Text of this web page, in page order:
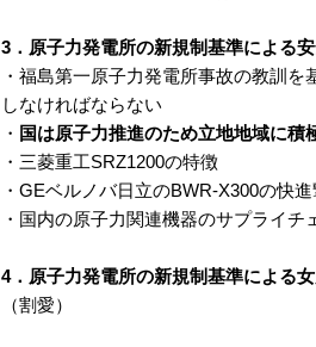
3．原子力発電所の新規制基準による
・福島第一原子力発電所事故の教訓
しなければならない
・ 国は原子力推進のため立地地域に積
・三菱重工SRZ1200の特徴
・GEベルノバ日立のBWR-X300の快
・国内の原子力関連機器のサプライ
4．原子力発電所の新規制基準による
（割愛）